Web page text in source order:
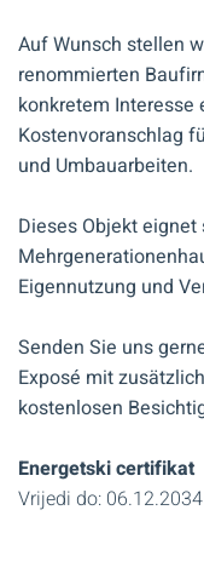
Auf Wunsch stellen
renommierten
konkretem Interesse
Kostenvoranschlag
und Umbauarbeiten.
Dieses Objekt
Eigennutzung und
Senden Sie uns
Exposé mit
kostenlosen
Energetski certifikat
Vrijedi do: 06.12.2034